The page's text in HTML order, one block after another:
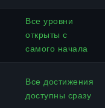
Все уровни
открыты с
самого начала
Все достижения
доступны сразу